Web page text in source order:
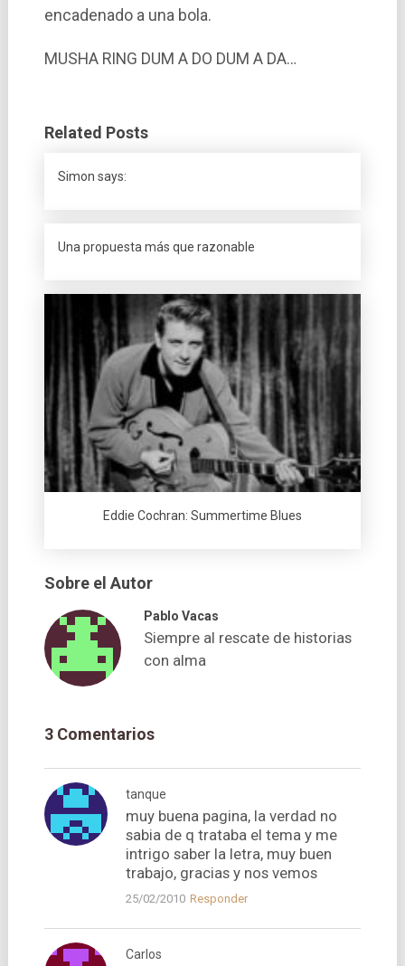
encadenado a una bola.
MUSHA RING DUM A DO DUM A DA…
Related Posts
Simon says:
Una propuesta más que razonable
Eddie Cochran: Summertime Blues
Sobre el Autor
Pablo Vacas
Siempre al rescate de historias
con alma
3 Comentarios
tanque
muy buena pagina, la verdad no
sabia de q trataba el tema y me
intrigo saber la letra, muy buen
trabajo, gracias y nos vemos
25/02/2010 Responder
Carlos